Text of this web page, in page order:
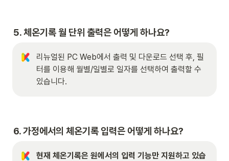
5. 체온기록 월 단위 출력은 어떻게 하나요?
리뉴얼된 PC Web에서 출력 및 다운로드 선택 후, 필
터를 이용해 월별/일별로 일자를 선택하여 출력할 수
있습니다.
6. 가정에서의 체온기록 입력은 어떻게 하나요?
현재 체온기록은 원에서의 입력 기능만 지원하고 있습